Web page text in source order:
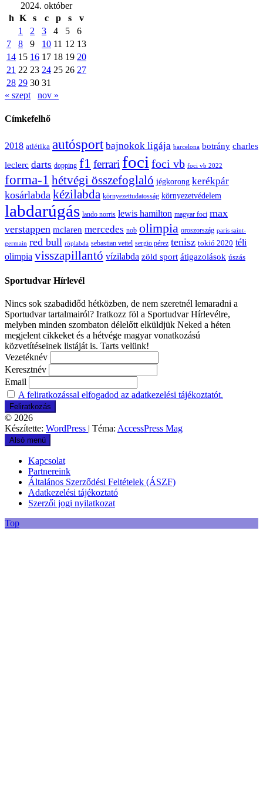
2024. október
h K s c p s
v
1
2 3 4 5
6
7
8 9 10 11 12 13
14 15 16 17 18 19 20
21 22 23 24 25 26 27
28 29 30 31
« szept
nov »
Címkefelhő
2018 atlétika autósport bajnokok ligája barcelona botrány charles
leclerc darts dopping f1 ferrari foci foci vb foci vb 2022
forma-1 hétvégi összefoglaló jégkorong kerékpár
kosárlabda kézilabda környezettudatosság környezetvédelem
labdarúgás lando norris lewis hamilton magyar foci max
verstappen mclaren mercedes nob olimpia oroszország paris saint-
germain red bull röplabda sebastian vettel sergio pérez tenisz tokió 2020 téli
olimpia visszapillantó vízilabda zöld sport átigazolások úszás
Sportudvar Hírlevél
Nincs sok szabadidőd hétközben, de nem szeretnél lemaradni a
Sportudvar tartalmairól? Iratkozz föl a Sportudvar Hírlevélre,
melyben minden szombaton délelőtt elküldjük Neked a héten
megjelent cikkeket és a hétvége magyar vonatkozású
közvetítéseinek listáját is. Tarts velünk!
Vezetéknév
Keresztnév
Email
A feliratkozással elfogadod az adatkezelési tájékoztatót.
© 2026
Készítette: WordPress | Téma: AccessPress Mag
Alsó menü
Kapcsolat
Partnereink
Általános Szerződési Feltételek (ÁSZF)
Adatkezelési tájékoztató
Szerzői jogi nyilatkozat
Top